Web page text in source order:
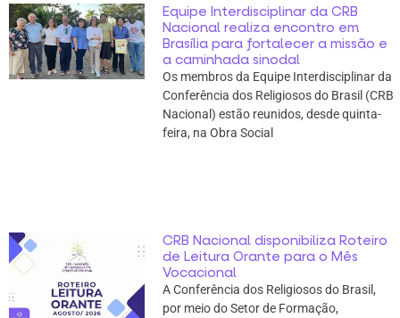
Equipe Interdisciplinar da CRB
Nacional realiza encontro em
Brasília para fortalecer a missão e
a caminhada sinodal
Os membros da Equipe Interdisciplinar da
Conferência dos Religiosos do Brasil (CRB
Nacional) estão reunidos, desde quinta-
feira, na Obra Social
CRB Nacional disponibiliza Roteiro
de Leitura Orante para o Mês
Vocacional
A Conferência dos Religiosos do Brasil,
por meio do Setor de Formação,